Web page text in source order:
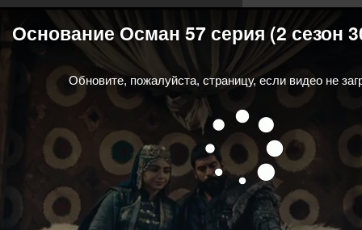
Основание Осман 57 серия (2 сезон
modal
Обновите, пожалуйста, страницу, если видео не